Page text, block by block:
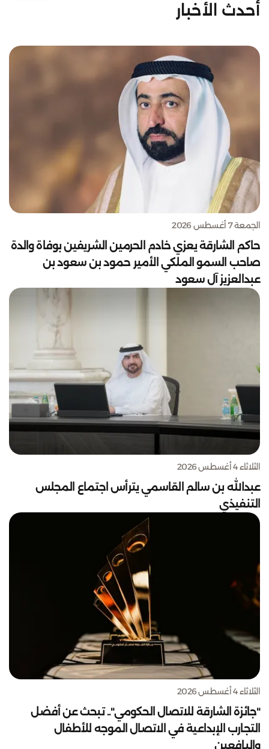
أحدث الأخبار
الجمعة 7 أغسطس 2026
حاكم الشارقة يعزي خادم الحرمين الشريفين بوفاة والدة
صاحب السمو الملكي الأمير حمود بن سعود بن
عبدالعزيز آل سعود
الثلاثاء 4 أغسطس 2026
عبدالله بن سالم القاسمي يترأس اجتماع المجلس
التنفيذي
الثلاثاء 4 أغسطس 2026
"جائزة الشارقة للاتصال الحكومي".. تبحث عن أفضل
التجارب الإبداعية في الاتصال الموجه للأطفال
واليافعين